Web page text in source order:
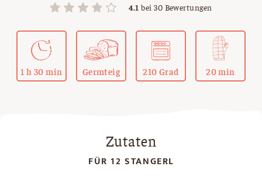
4.1 bei30 Bewertungen
1 h 30 min Germteig 210 Grad 20 min
Zutaten
FÜR 12 STANGERL